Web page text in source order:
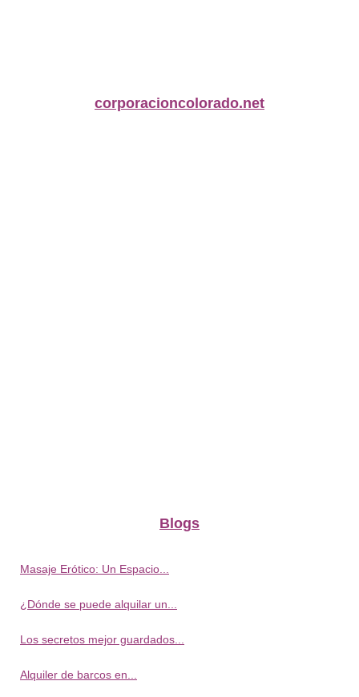
corporacioncolorado.net
Blogs
Masaje Erótico: Un Espacio...
¿Dónde se puede alquilar un...
Los secretos mejor guardados...
Alquiler de barcos en...